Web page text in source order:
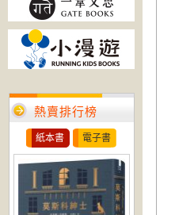
熱賣排行榜
紙本書 電子書